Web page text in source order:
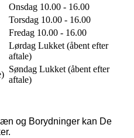
Onsdag 10.00 - 16.00
Torsdag 10.00 - 16.00
Fredag 10.00 - 16.00
Lørdag Lukket (åbent efter
aftale)
Søndag Lukket (åbent efter
aftale)
og Borydninger kan De